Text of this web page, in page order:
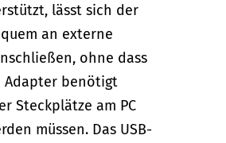
lässt sich der
an externe
ohne dass
Adapter benötigt
Steckplätze am PC
müssen. Das USB-